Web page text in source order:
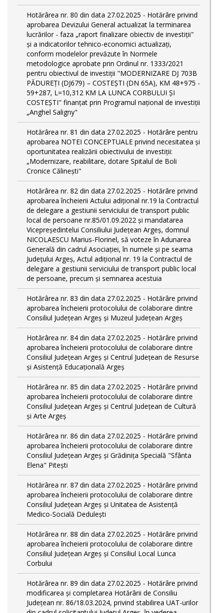
Hotărârea nr. 80 din data 27.02.2025 - Hotărâre privind
aprobarea Devizului General actualizat la terminarea
lucrărilor - faza „raport finalizare obiectiv de investiţii"
și a indicatorilor tehnico-economici actualizați,
conform modelelor prevăzute în Normele
metodologice aprobate prin Ordinul nr. 1333/2021
pentru obiectivul de investiții "MODERNIZARE DJ 703B
PĂDUREȚI (DJ679) – COSTEȘTI (DN 65A), KM 48+975 -
59+287, L=10,312 KM LA LUNCA CORBULUI ȘI
COSTEȘTI" finanțat prin Programul național de investiții
„Anghel Saligny"
Hotărârea nr. 81 din data 27.02.2025 - Hotărâre pentru
aprobarea NOTEI CONCEPTUALE privind necesitatea și
oportunitatea realizării obiectivului de investiții:
„Modernizare, reabilitare, dotare Spitalul de Boli
Cronice Călinești"
Hotărârea nr. 82 din data 27.02.2025 - Hotărâre privind
aprobarea încheierii Actului adițional nr.19 la Contractul
de delegare a gestiunii serviciului de transport public
local de persoane nr.85/01.09.2022 și mandatarea
Vicepreședintelui Consiliului Județean Argeș, domnul
NICOLAESCU Marius-Florinel, să voteze în Adunarea
Generală din cadrul Asociației, în numele și pe seama
Județului Argeș, Actul adițional nr. 19 la Contractul de
delegare a gestiunii serviciului de transport public local
de persoane, precum și semnarea acestuia
Hotărârea nr. 83 din data 27.02.2025 - Hotărâre privind
aprobarea încheierii protocolului de colaborare dintre
Consiliul Județean Argeș și Muzeul Județean Argeș
Hotărârea nr. 84 din data 27.02.2025 - Hotărâre privind
aprobarea încheierii protocolului de colaborare dintre
Consiliul Județean Argeș și Centrul Județean de Resurse
și Asistență Educațională Argeș
Hotărârea nr. 85 din data 27.02.2025 - Hotărâre privind
aprobarea încheierii protocolului de colaborare dintre
Consiliul Județean Argeș și Centrul Județean de Cultură
și Arte Argeș
Hotărârea nr. 86 din data 27.02.2025 - Hotărâre privind
aprobarea încheierii protocolului de colaborare dintre
Consiliul Județean Argeș și Grădinița Specială "Sfânta
Elena" Pitești
Hotărârea nr. 87 din data 27.02.2025 - Hotărâre privind
aprobarea încheierii protocolului de colaborare dintre
Consiliul Județean Argeș și Unitatea de Asistență
Medico-Socială Dedulești
Hotărârea nr. 88 din data 27.02.2025 - Hotărâre privind
aprobarea încheierii protocolului de colaborare dintre
Consiliul Județean Argeș și Consiliul Local Lunca
Corbului
Hotărârea nr. 89 din data 27.02.2025 - Hotărâre privind
modificarea și completarea Hotărârii de Consiliu
Județean nr. 86/18.03.2024, privind stabilirea UAT-urilor